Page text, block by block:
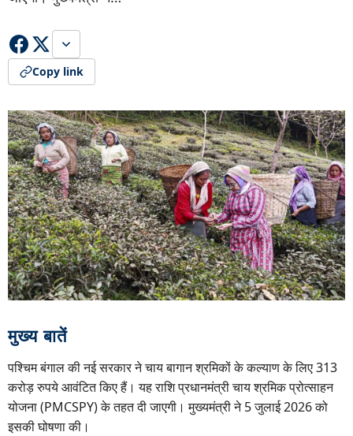
Copy link
मुख्य बातें
पश्चिम बंगाल की नई सरकार ने चाय बागान श्रमिकों के कल्याण के लिए 313
करोड़ रुपये आवंटित किए हैं। यह राशि प्रधानमंत्री चाय श्रमिक प्रोत्साहन
योजना (PMCSPY) के तहत दी जाएगी। मुख्यमंत्री ने 5 जुलाई 2026 को
इसकी घोषणा की।